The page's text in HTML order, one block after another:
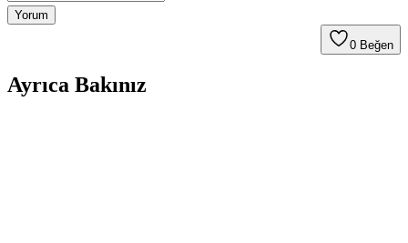
Yorum
0 Beğen
Ayrıca Bakınız